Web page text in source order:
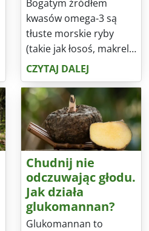
Bogatym źródłem
kwasów omega-3 są
tłuste morskie ryby
(takie jak łosoś, makrela
i śledź) oraz oleje
roślinne (olej lniany, z
orzechów włoskich i
rzepakowy). Jednak
tylko te pierwsze
stanowią bezpośrednie
źródło kwasów EPA i
DHA – koniecznych dla
zdrowego
funkcjonowania mózgu,
serca i oczu.
CZYTAJ DALEJ
Chudnij nie
odczuwając głodu.
Jak działa
glukomannan?
Glukomannan to